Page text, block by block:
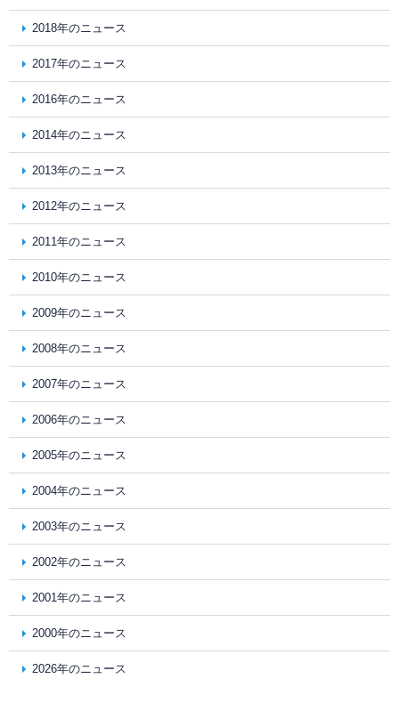
2018年のニュース
2017年のニュース
2016年のニュース
2014年のニュース
2013年のニュース
2012年のニュース
2011年のニュース
2010年のニュース
2009年のニュース
2008年のニュース
2007年のニュース
2006年のニュース
2005年のニュース
2004年のニュース
2003年のニュース
2002年のニュース
2001年のニュース
2000年のニュース
2026年のニュース